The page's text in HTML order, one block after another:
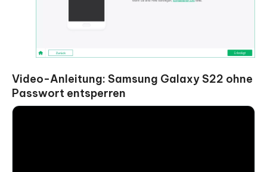
Video-Anleitung: Samsung Galaxy S22 ohne
Passwort entsperren